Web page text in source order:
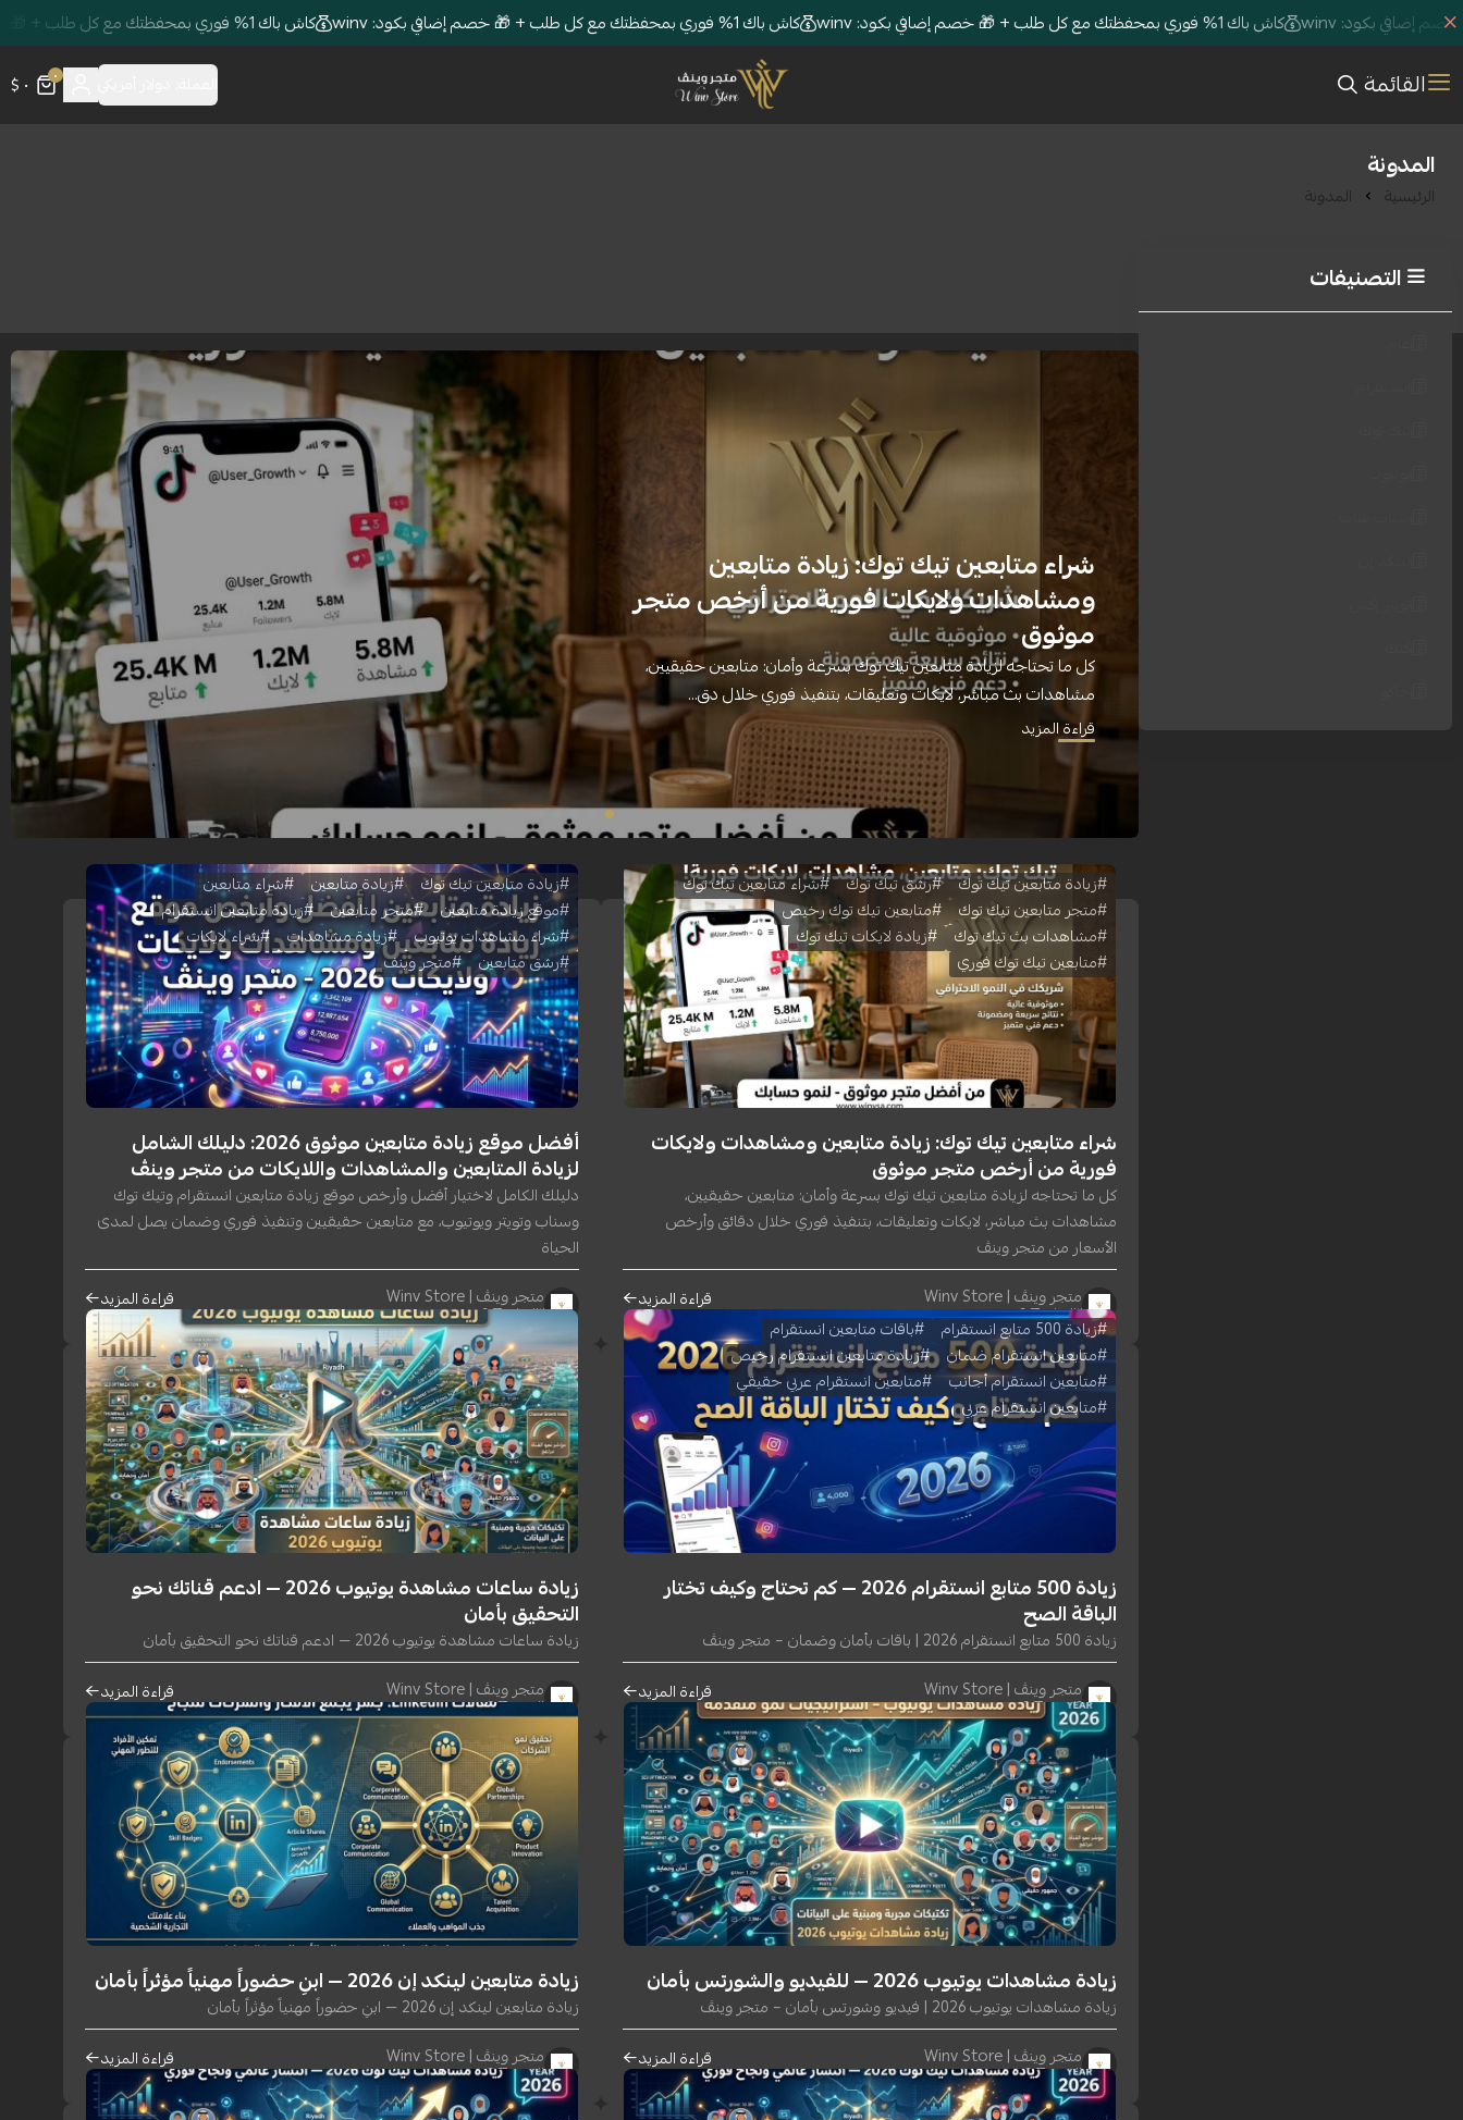
كاش باك 1% فوري بمحفظتك مع كل طلب + 🎁 خصم إضافي بكود: winv كاش باك 1% فوري بمحفظتك مع كل طلب + 🎁 خصم إضافي بكود: winv كاش باك 1% فوري بمحفظتك مع كل طلب + 🎁 خصم إضافي بكود: winv
القائمة متجر وينڤ | Winv Store
٠ ٠ $
المدونة
الرئيسية المدونة
التصنيفات
شراء متابعين تيك توك: زيادة متابعين
ومشاهدات ولايكات فورية من أرخص متجر
موثوق
كل ما تحتاجه لزيادة متابعين تيك توك بسرعة وأمان: متابعين حقيقيين،
مشاهدات بث مباشر، لايكات وتعليقات، بتنفيذ فوري خلال دق...
قراءة المزيد
#زيادة متابعين تيك توك #رشق تيك توك
#شراء متابعين تيك توك
#متجر متابعين تيك توك
#متابعين تيك توك رخيص
#مشاهدات بث تيك توك
#زيادة لايكات تيك توك
#متابعين تيك توك فوري
شراء متابعين تيك توك: زيادة متابعين ومشاهدات ولايكات
فورية من أرخص متجر موثوق
كل ما تحتاجه لزيادة متابعين تيك توك بسرعة وأمان: متابعين حقيقيين،
مشاهدات بث مباشر، لايكات وتعليقات، بتنفيذ فوري خلال دقائق وأرخص
الأسعار من متجر وينڤ
متجر وينڤ | Winv Store
١٣ يوليو ٢٠٢٦ قراءة المزيد
#زيادة متابعين تيك توك #زيادة متابعين
#شراء متابعين
#موقع زيادة متابعين
#متجر متابعين
#زيادة متابعين انستقرام
#شراء مشاهدات يوتيوب
#زيادة مشاهدات
#شراء لايكات
#رشق متابعين
#متجر وينف
أفضل موقع زيادة متابعين موثوق 2026: دليلك الشامل
لزيادة المتابعين والمشاهدات واللايكات من متجر وينڤ
دليلك الكامل لاختيار أفضل وأرخص موقع زيادة متابعين انستقرام وتيك توك
وسناب وتويتر ويوتيوب، مع متابعين حقيقيين وتنفيذ فوري وضمان يصل لمدى
الحياة
متجر وينڤ | Winv Store
١٣ يوليو ٢٠٢٦
قراءة المزيد
#زيادة 500 متابع انستقرام
#باقات متابعين انستقرام
#متابعين انستقرام ضمان
#زيادة متابعين انستقرام رخيص
#متابعين انستقرام أجانب
#متابعين انستقرام عربي حقيقي
#متابعين انستقرام عربي
زيادة 500 متابع انستقرام 2026 — كم تحتاج وكيف تختار
الباقة الصح
زيادة 500 متابع انستقرام 2026 | باقات بأمان وضمان – متجر وينڤ
متجر وينڤ | Winv Store
١٤ يونيو ٢٠٢٦ قراءة المزيد
زيادة ساعات مشاهدة يوتيوب 2026 — ادعم قناتك نحو
التحقيق بأمان
زيادة ساعات مشاهدة يوتيوب 2026 — ادعم قناتك نحو التحقيق بأمان
متجر وينڤ | Winv Store
١١ يونيو ٢٠٢٦ قراءة المزيد
زيادة مشاهدات يوتيوب 2026 — للفيديو والشورتس بأمان
زيادة مشاهدات يوتيوب 2026 | فيديو وشورتس بأمان – متجر وينڤ
متجر وينڤ | Winv Store
١١ يونيو ٢٠٢٦ قراءة المزيد
زيادة متابعين لينكد إن 2026 — ابنِ حضوراً مهنياً مؤثراً بأمان
زيادة متابعين لينكد إن 2026 — ابنِ حضوراً مهنياً مؤثراً بأمان
متجر وينڤ | Winv Store
١١ يونيو ٢٠٢٦ قراءة المزيد